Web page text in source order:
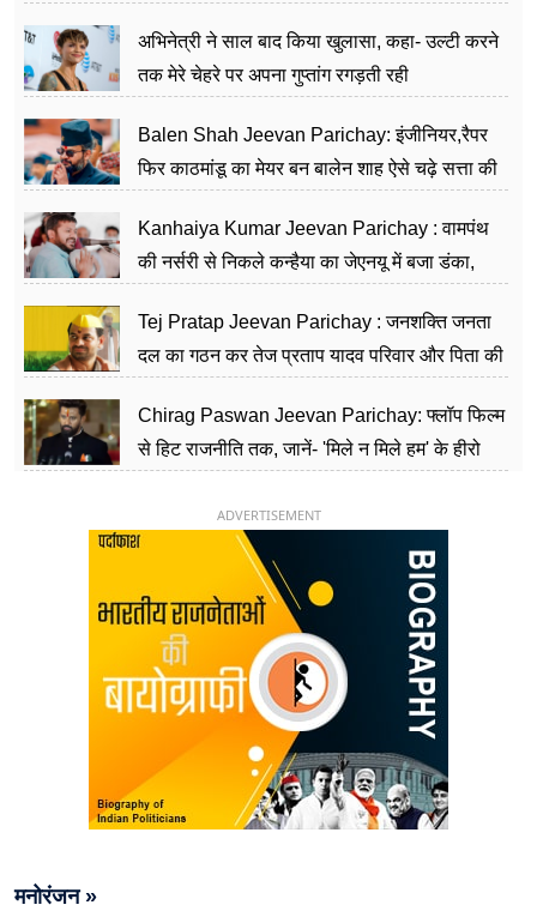
अभिनेत्री ने साल बाद किया खुलासा, कहा- उल्टी करने
तक मेरे चेहरे पर अपना गुप्तांग रगड़ती रही
Balen Shah Jeevan Parichay: इंजीनियर,रैपर
फिर काठमांडू का मेयर बन बालेन शाह ऐसे चढ़े सत्ता की
Kanhaiya Kumar Jeevan Parichay : वामपंथ
की नर्सरी से निकले कन्हैया का जेएनयू में बजा डंका,
Tej Pratap Jeevan Parichay : जनशक्ति जनता
दल का गठन कर तेज प्रताप यादव परिवार और पिता की
Chirag Paswan Jeevan Parichay: फ्लॉप फिल्म
से हिट राजनीति तक, जानें- 'मिले न मिले हम' के हीरो
ADVERTISEMENT
मनोरंजन »